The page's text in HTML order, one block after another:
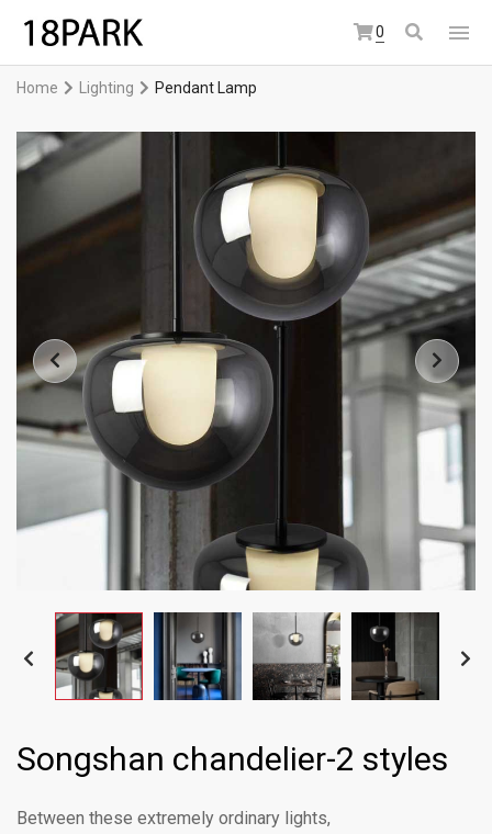
0
Home Lighting Pendant Lamp
Songshan chandelier-2 styles
Between these extremely ordinary lights,